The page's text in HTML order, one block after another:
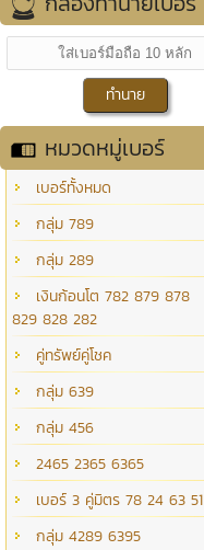
หมวดหมู่เบอร์
เบอร์ทั้งหมด
กลุ่ม 789
กลุ่ม 289
เงินก้อนโต 782 879 878
829 828 282
คู่ทรัพย์คู่โชค
กลุ่ม 639
กลุ่ม 456
2465 2365 6365
เบอร์ 3 คู่มิตร 78 24 63 51
กลุ่ม 4289 6395